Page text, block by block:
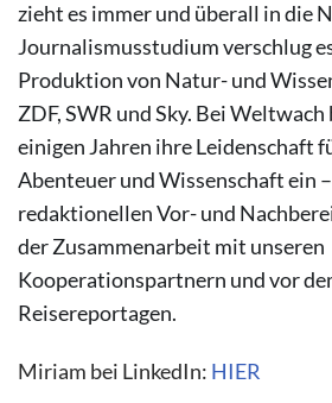
zieht es immer und überall in die
Journalismusstudium verschlug
Produktion von Natur- und
ZDF, SWR und Sky. Bei
einigen Jahren ihre Leidenschaft
Abenteuer und Wissenschaft ein
redaktionellen Vor- und
der Zusammenarbeit mit unseren
Kooperationspartnern und vor
Reisereportagen.
Miriam bei LinkedIn: HIER